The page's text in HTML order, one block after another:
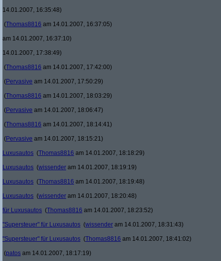
14.01.2007, 16:35:48)
(Thomas8816 am 14.01.2007, 16:37:05)
am 14.01.2007, 16:37:10)
14.01.2007, 17:38:49)
(Thomas8816 am 14.01.2007, 17:42:00)
(Pervasive am 14.01.2007, 17:50:29)
(Thomas8816 am 14.01.2007, 18:03:29)
(Pervasive am 14.01.2007, 18:06:47)
(Thomas8816 am 14.01.2007, 18:14:41)
(Pervasive am 14.01.2007, 18:15:21)
Luxusautos (Thomas8816 am 14.01.2007, 18:18:29)
Luxusautos (wissender am 14.01.2007, 18:19:19)
Luxusautos (Thomas8816 am 14.01.2007, 18:19:48)
Luxusautos (wissender am 14.01.2007, 18:20:48)
für Luxusautos (Thomas8816 am 14.01.2007, 18:23:52)
"Supersteuer" für Luxusautos (wissender am 14.01.2007, 18:31:43)
"Supersteuer" für Luxusautos (Thomas8816 am 14.01.2007, 18:41:02)
(patos am 14.01.2007, 18:17:19)